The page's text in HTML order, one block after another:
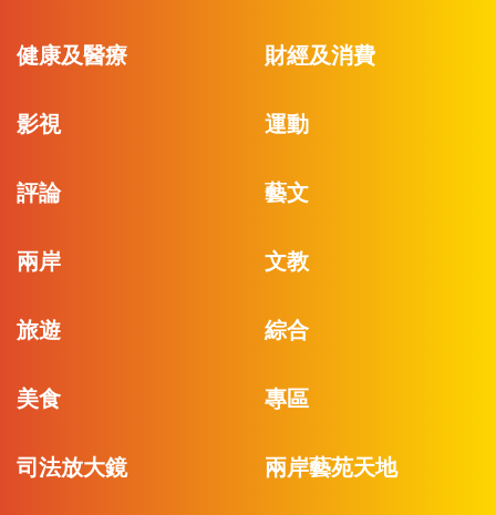
健康及醫療 財經及消費
影視 運動
評論 藝文
兩岸 文教
旅遊 綜合
美食 專區
司法放大鏡 兩岸藝苑天地